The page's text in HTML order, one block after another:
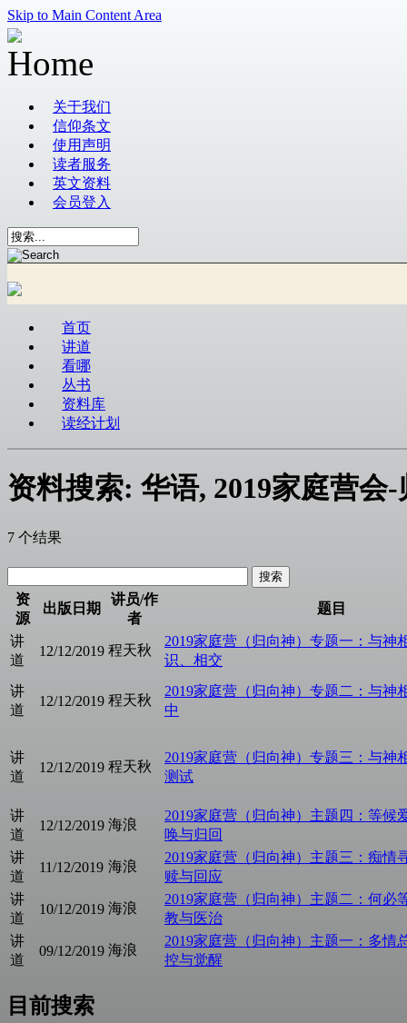
Skip to Main Content Area
关于我们
信仰条文
使用声明
读者服务
英文资料
会员登入
首页
讲道
看哪
丛书
资料库
读经计划
资料搜索: 华语, 2019家庭营会
7 个结果
资
源
出版日期
讲员/作
者
题目
讲
道
12/12/2019 程天秋
2019家庭营（归向神）专题一：与神
识、相交
讲
道
12/12/2019 程天秋
2019家庭营（归向神）专题二：与神
中
讲
道
12/12/2019 程天秋
2019家庭营（归向神）专题三：与神
测试
讲
道
12/12/2019 海浪
2019家庭营（归向神）主题四：等候
唤与归回
讲
道
11/12/2019 海浪
2019家庭营（归向神）主题三：痴情
赎与回应
讲
道
10/12/2019 海浪
2019家庭营（归向神）主题二：何必
教与医治
讲
道
09/12/2019 海浪
2019家庭营（归向神）主题一：多情
控与觉醒
目前搜索